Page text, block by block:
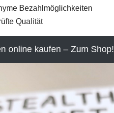
Bezahlmöglichkeiten
Qualität
online kaufen – Zum Shop!